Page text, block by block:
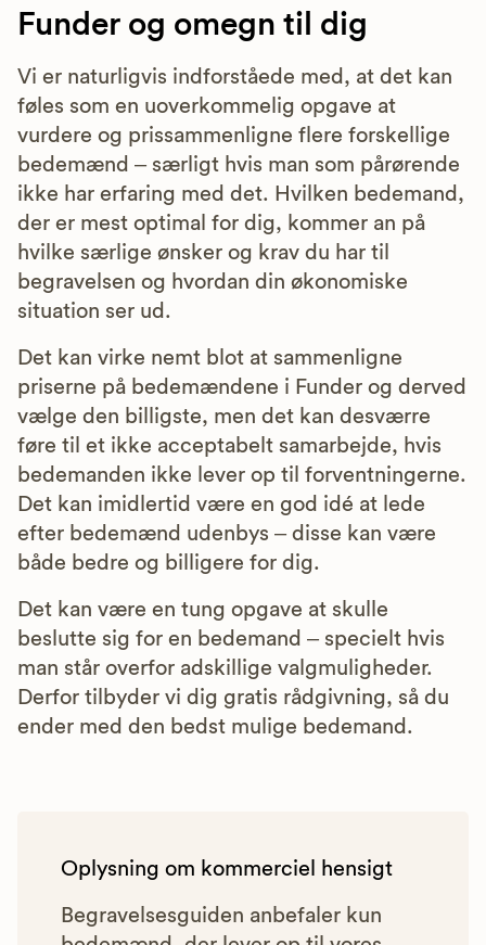
Funder og omegn til dig
Vi er naturligvis indforståede med, at det kan
føles som en uoverkommelig opgave at
vurdere og prissammenligne flere forskellige
bedemænd – særligt hvis man som pårørende
ikke har erfaring med det. Hvilken bedemand,
der er mest optimal for dig, kommer an på
hvilke særlige ønsker og krav du har til
begravelsen og hvordan din økonomiske
situation ser ud.
Det kan virke nemt blot at sammenligne
priserne på bedemændene i Funder og derved
vælge den billigste, men det kan desværre
føre til et ikke acceptabelt samarbejde, hvis
bedemanden ikke lever op til forventningerne.
Det kan imidlertid være en god idé at lede
efter bedemænd udenbys – disse kan være
både bedre og billigere for dig.
Det kan være en tung opgave at skulle
beslutte sig for en bedemand – specielt hvis
man står overfor adskillige valgmuligheder.
Derfor tilbyder vi dig gratis rådgivning, så du
ender med den bedst mulige bedemand.
Oplysning om kommerciel hensigt
Begravelsesguiden anbefaler kun